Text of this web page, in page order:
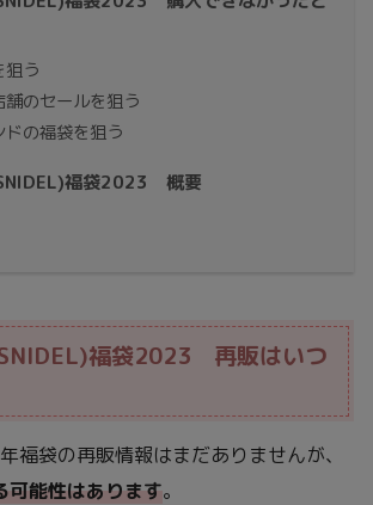
狙う
舗のセールを狙う
ドの福袋を狙う
福袋2023 概要
福袋2023 再販はいつ
福袋の再販情報はまだありませんが、
可能性はあります。